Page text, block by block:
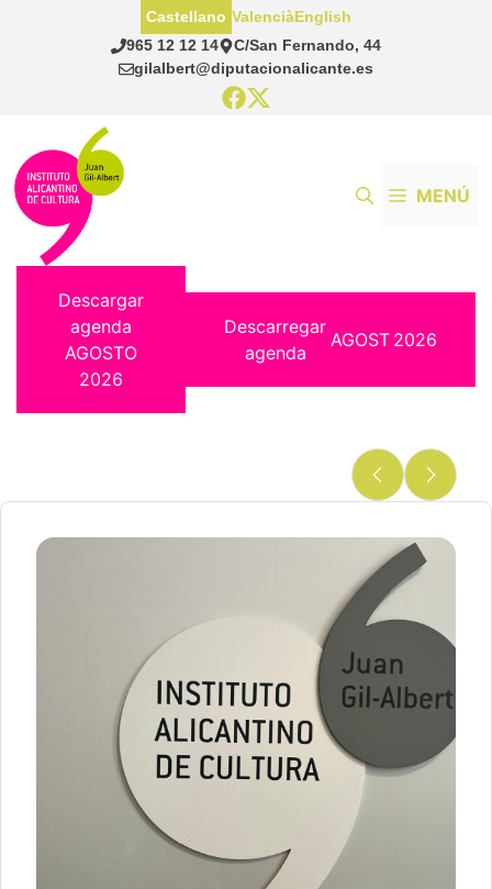
965 12 12 14
C/San Fernando, 44
gilalbert@diputacionalicante.es
Castellano ValenciàEnglish
MENÚ
Descargar
agenda
AGOSTO
2026
Descarregar
agenda
AGOST 2026